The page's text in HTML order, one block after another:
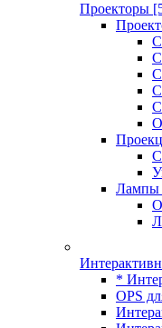
Проекторы
Лампы
*
OPS